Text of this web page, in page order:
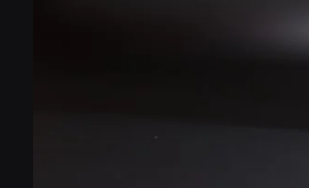
“Mit Onomondo können wir Dinge aus der Ferne ändern und die Kosten für